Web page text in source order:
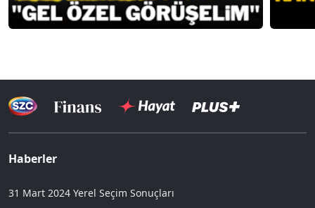
Haberler
31 Mart 2024 Yerel Seçim Sonuçları